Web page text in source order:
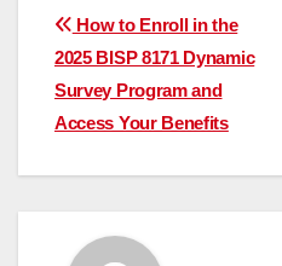
Post
navigation
How to Enroll in the
2025 BISP 8171 Dynamic
Survey Program and
Access Your Benefits